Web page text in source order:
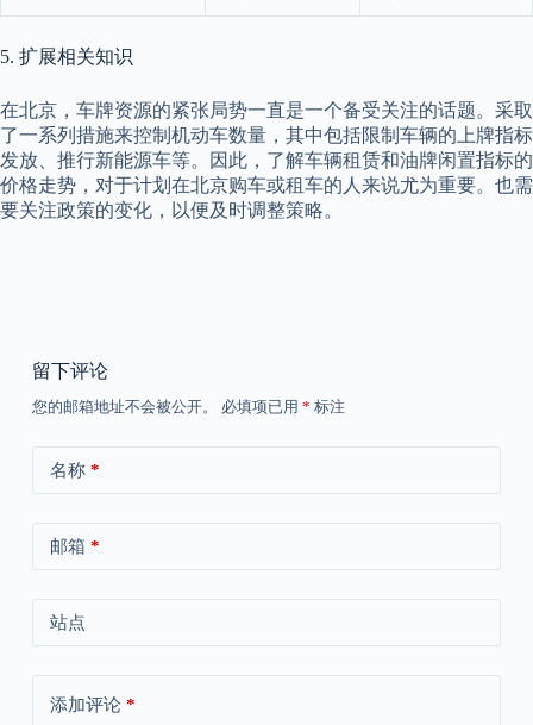
5. 扩展相关知识
在北京，车牌资源的紧张局势一直是一个备受关注的话题。采取
了一系列措施来控制机动车数量，其中包括限制车辆的上牌指标
发放、推行新能源车等。因此，了解车辆租赁和油牌闲置指标的
价格走势，对于计划在北京购车或租车的人来说尤为重要。也需
要关注政策的变化，以便及时调整策略。
留下评论
您的邮箱地址不会被公开。 必填项已用 * 标注
名称*
邮箱 *
站点
添加评论*